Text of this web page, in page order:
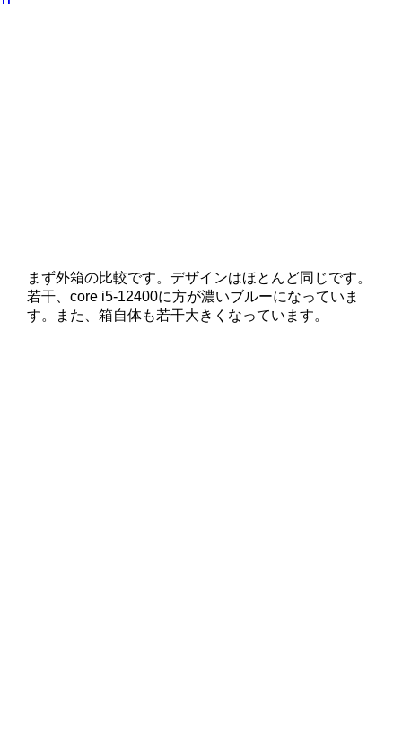
まず外箱の比較です。デザインはほとんど同じです。
若干、core i5-12400に方が濃いブルーになっていま
す。また、箱自体も若干大きくなっています。